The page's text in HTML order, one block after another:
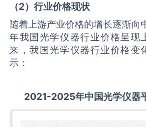
（2）行业价格现状
随着上游产业价格的增长逐渐向
年我国光学仪器行业价格呈现
来，我国光学仪器行业价格变
示：
2021-2025年中国光学仪器